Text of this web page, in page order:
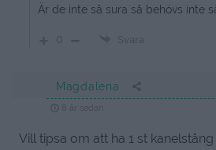
Är de inte så sura så behövs inte
0 Svara
Magdalena
8 år sedan
Vill tipsa om att ha 1 st